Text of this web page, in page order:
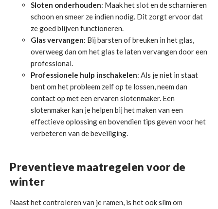
Sloten onderhouden: Maak het slot en de scharnieren
schoon en smeer ze indien nodig. Dit zorgt ervoor dat
ze goed blijven functioneren.
Glas vervangen: Bij barsten of breuken in het glas,
overweeg dan om het glas te laten vervangen door een
professional.
Professionele hulp inschakelen: Als je niet in staat
bent om het probleem zelf op te lossen, neem dan
contact op met een ervaren slotenmaker. Een
slotenmaker kan je helpen bij het maken van een
effectieve oplossing en bovendien tips geven voor het
verbeteren van de beveiliging.
Preventieve maatregelen voor de
winter
Naast het controleren van je ramen, is het ook slim om